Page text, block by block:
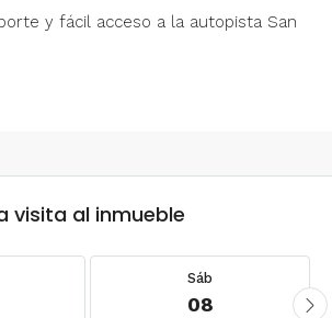
y fácil acceso a la autopista San
visita al inmueble
Sáb
08